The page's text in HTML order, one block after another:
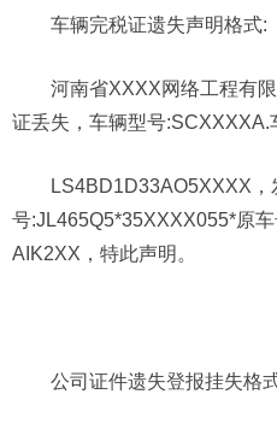
车辆完税证遗失声明格式:
河南省XXXX网络工程有
证丢失，车辆型号:SCXXXXA.
LS4BD1D33AO5XXXX，
号:JL465Q5*35XXXX055*原
AIK2XX，特此声明。
公司证件遗失登报挂失格